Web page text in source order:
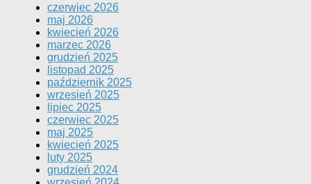
czerwiec 2026
maj 2026
kwiecień 2026
marzec 2026
grudzień 2025
listopad 2025
październik 2025
wrzesień 2025
lipiec 2025
czerwiec 2025
maj 2025
kwiecień 2025
luty 2025
grudzień 2024